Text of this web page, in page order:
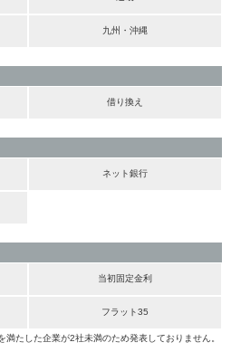
九州・沖縄
借り換え
ネット銀行
当初固定金利
フラット35
たした企業が2社未満のため発表しておりません。